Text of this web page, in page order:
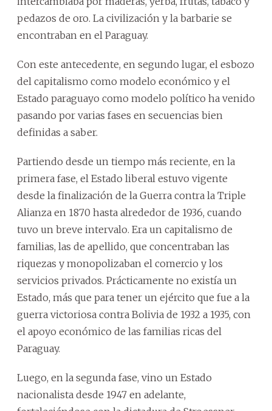
pedazos de oro. La civilización y la barbarie se
encontraban en el Paraguay.
Con este antecedente, en segundo lugar, el esbozo
del capitalismo como modelo económico y el
Estado paraguayo como modelo político ha venido
pasando por varias fases en secuencias bien
definidas a saber.
Partiendo desde un tiempo más reciente, en la
primera fase, el Estado liberal estuvo vigente
desde la finalización de la Guerra contra la Triple
Alianza en 1870 hasta alrededor de 1936, cuando
tuvo un breve intervalo. Era un capitalismo de
familias, las de apellido, que concentraban las
riquezas y monopolizaban el comercio y los
servicios privados. Prácticamente no existía un
Estado, más que para tener un ejército que fue a la
guerra victoriosa contra Bolivia de 1932 a 1935, con
el apoyo económico de las familias ricas del
Paraguay.
Luego, en la segunda fase, vino un Estado
nacionalista desde 1947 en adelante,